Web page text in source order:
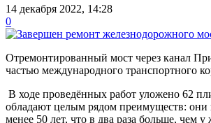
14 декабря 2022, 14:28
0
Отремонтированный мост через канал
частью международного транспортного
В ходе проведённых работ уложено 62
обладают целым рядом преимуществ: они
менее 50 лет, что в два раза больше, чем